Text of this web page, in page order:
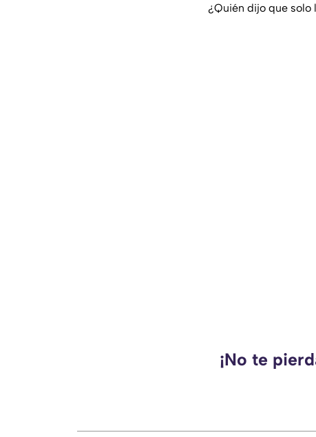
¿Quién dijo que solo
¡No te